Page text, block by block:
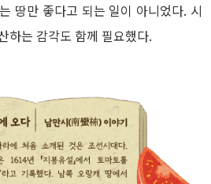
땅만 좋다고 되는 일이 아니었다. 시
하는 감각도 함께 필요했다.